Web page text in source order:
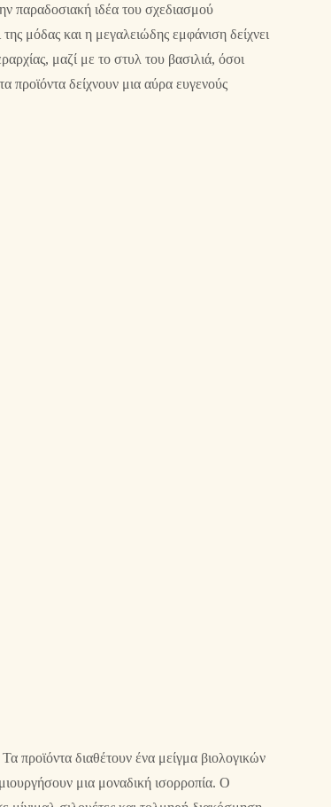
παραδοσιακή ιδέα του σχεδιασμού
μόδας και η μεγαλειώδης εμφάνιση δείχνει
μαζί με το στυλ του βασιλιά, όσοι
προϊόντα δείχνουν μια αύρα ευγενούς
Τα προϊόντα διαθέτουν ένα μείγμα βιολογικών
μια μοναδική ισορροπία. Ο